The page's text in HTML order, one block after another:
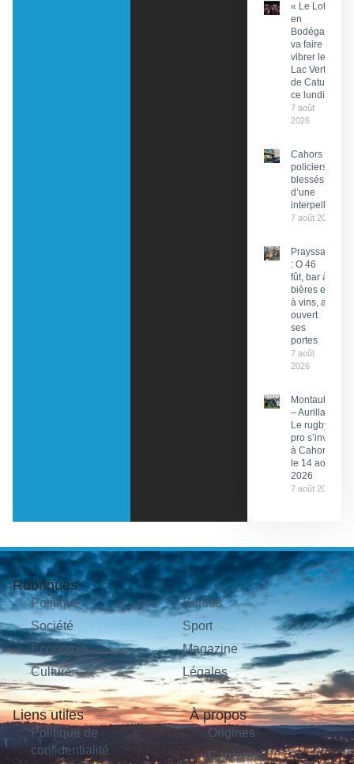
« Le Lot
en
Bodéga »
va faire
vibrer le
Lac Vert
de Catus
ce lundi
7 août
2026
Cahors : Des
policiers
blessés lors
d’une
interpellation
7 août 2026
Prayssac
: O 46
fût, bar à
bières et
à vins, a
ouvert
ses
portes
7 août
2026
Montauban
– Aurillac :
Le rugby
pro s’invite
à Cahors
le 14 août
2026
7 août 2026
Rubriques
Politique
Société
Économie
Culture
Sorties
Sport
Magazine
Légales
Liens utiles
Politique de
confidentialité
À propos
Origines
Carrières